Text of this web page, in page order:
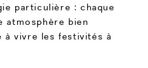
particulière : chaque
atmosphère bien
vivre les festivités à